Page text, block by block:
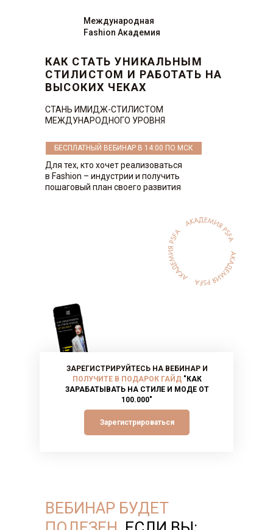
БЕСПЛАТНЫЙ ВЕБИНАР В 14:00 ПО МСК
Международная
Fashion Академия
КАК СТАТЬ УНИКАЛЬНЫМ
СТИЛИСТОМ И РАБОТАТЬ НА
ВЫСОКИХ ЧЕКАХ
Для тех, кто хочет реализоваться
в Fashion – индустрии и получить
пошаговый план своего развития
ЗАРЕГИСТРИРУЙТЕСЬ НА ВЕБИНАР И
ПОЛУЧИТЕ В ПОДАРОК ГАЙД "КАК
ЗАРАБАТЫВАТЬ НА СТИЛЕ И МОДЕ ОТ
100.000"
Зарегистрироваться
СТАНЬ ИМИДЖ-СТИЛИСТОМ
МЕЖДУНАРОДНОГО УРОВНЯ
ВЕБИНАР БУДЕТ